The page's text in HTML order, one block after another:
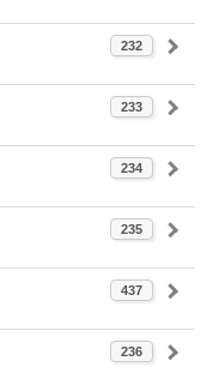
232
233
234
235
437
236